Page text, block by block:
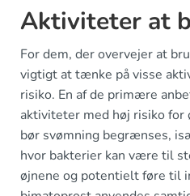
Aktiviteter at
For dem, der overvejer at
vigtigt at tænke på visse
risiko. En af de primære
aktiviteter med høj risiko for
bør svømning begrænses,
hvor bakterier kan være til
øjnene og potentielt føre til